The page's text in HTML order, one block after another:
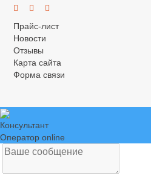
Прайс-лист
Новости
Отзывы
Карта сайта
Форма связи
Консультант
Оператор online